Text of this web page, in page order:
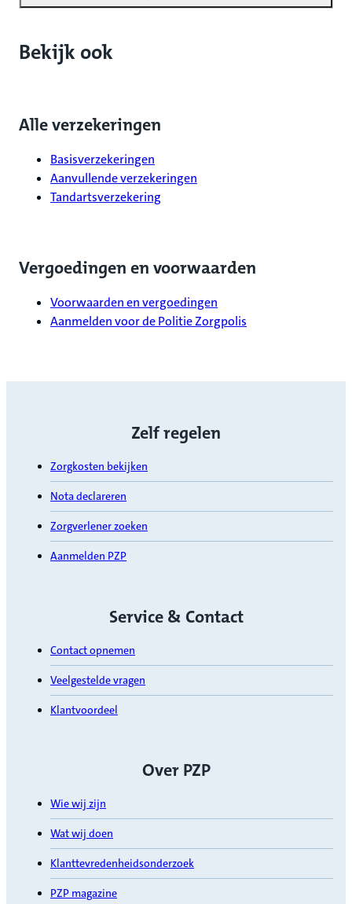
Bekijk ook
Alle verzekeringen
Basisverzekeringen
Aanvullende verzekeringen
Tandartsverzekering
Vergoedingen en voorwaarden
Voorwaarden en vergoedingen
Aanmelden voor de Politie Zorgpolis
Zelf regelen
Zorgkosten bekijken
Nota declareren
Zorgverlener zoeken
Aanmelden PZP
Service & Contact
Contact opnemen
Veelgestelde vragen
Klantvoordeel
Over PZP
Wie wij zijn
Wat wij doen
Klanttevredenheidsonderzoek
PZP magazine